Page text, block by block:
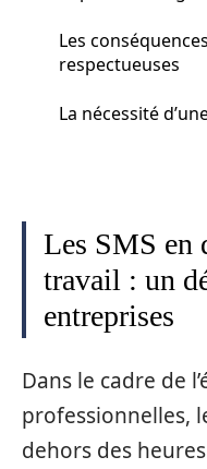
Les
respectueuses
La nécessité
Les SMS en
travail : un
entreprises
Dans le cadre de
professionnelles,
dehors des